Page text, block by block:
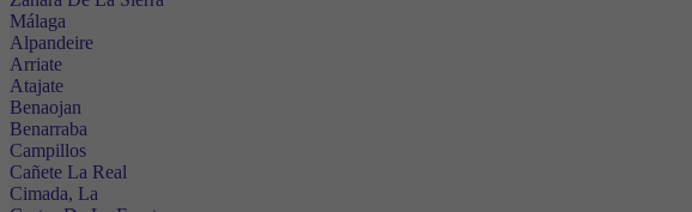
Málaga
Alpandeire
Arriate
Atajate
Benaojan
Benarraba
Campillos
Cañete La Real
Cimada, La